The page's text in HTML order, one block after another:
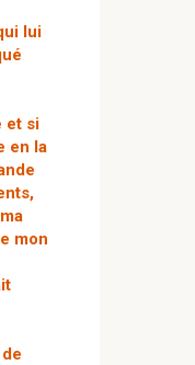
lui
et si
en la
mon